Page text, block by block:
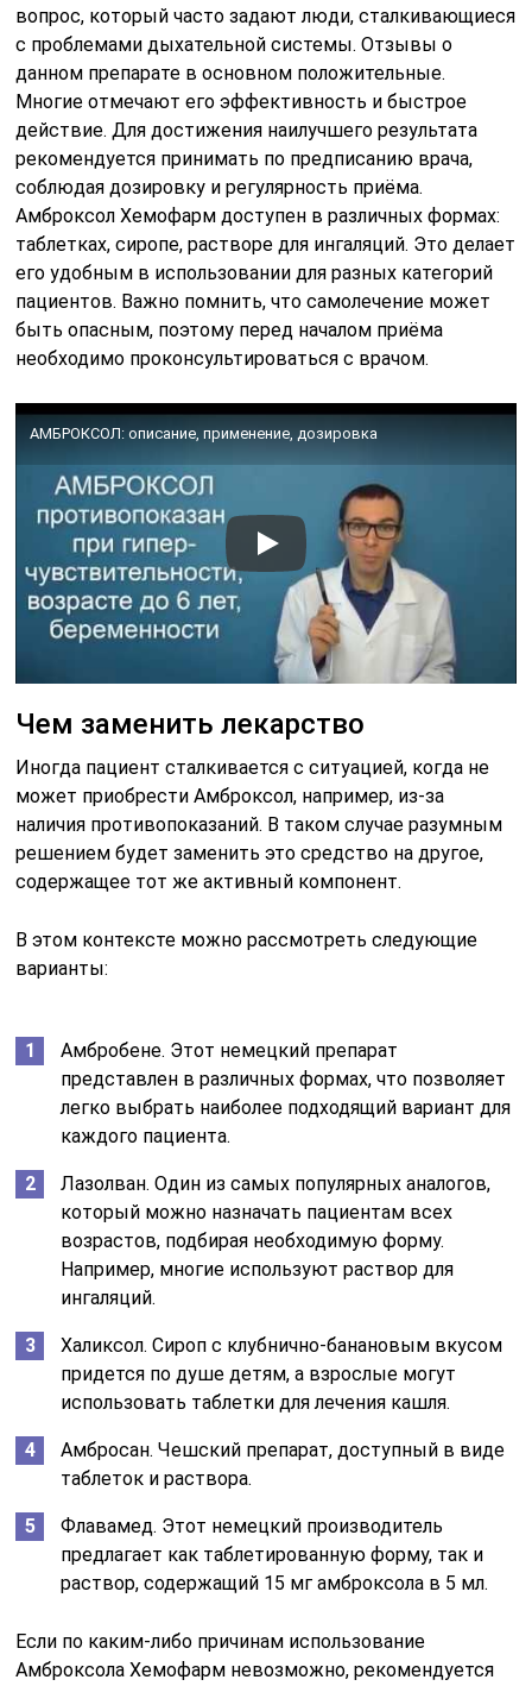
вопрос, который часто задают люди, сталкивающиеся
с проблемами дыхательной системы. Отзывы о
данном препарате в основном положительные.
Многие отмечают его эффективность и быстрое
действие. Для достижения наилучшего результата
рекомендуется принимать по предписанию врача,
соблюдая дозировку и регулярность приёма.
Амброксол Хемофарм доступен в различных формах:
таблетках, сиропе, растворе для ингаляций. Это делает
его удобным в использовании для разных категорий
пациентов. Важно помнить, что самолечение может
быть опасным, поэтому перед началом приёма
необходимо проконсультироваться с врачом.
АМБРОКСОЛ: описание, применение, дозировка
Чем заменить лекарство
Иногда пациент сталкивается с ситуацией, когда не
может приобрести Амброксол, например, из-за
наличия противопоказаний. В таком случае разумным
решением будет заменить это средство на другое,
содержащее тот же активный компонент.
В этом контексте можно рассмотреть следующие
варианты:
Амбробене. Этот немецкий препарат
представлен в различных формах, что позволяет
легко выбрать наиболее подходящий вариант для
каждого пациента.
Лазолван. Один из самых популярных аналогов,
который можно назначать пациентам всех
возрастов, подбирая необходимую форму.
Например, многие используют раствор для
ингаляций.
Халиксол. Сироп с клубнично-банановым вкусом
придется по душе детям, а взрослые могут
использовать таблетки для лечения кашля.
Амбросан. Чешский препарат, доступный в виде
таблеток и раствора.
Флавамед. Этот немецкий производитель
предлагает как таблетированную форму, так и
раствор, содержащий 15 мг амброксола в 5 мл.
Если по каким-либо причинам использование
Амброксола Хемофарм невозможно, рекомендуется